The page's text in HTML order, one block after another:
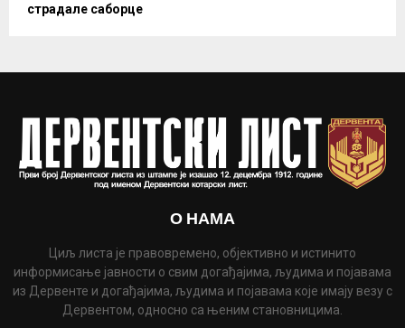
страдале саборце
О НАМА
Циљ листа је правовремено, објективно и истинито
информисање јавности о свим догађајима, људима и појавама
из Дервенте и догађајима, људима и појавама које имају везу с
Дервентом, односно са њеним становницима.